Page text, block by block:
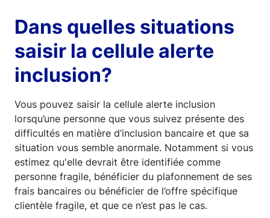
Dans quelles situations
saisir la cellule alerte
inclusion?
Vous pouvez saisir la cellule alerte inclusion
lorsqu’une personne que vous suivez présente des
difficultés en matière d’inclusion bancaire et que sa
situation vous semble anormale. Notamment si vous
estimez qu'elle devrait être identifiée comme
personne fragile, bénéficier du plafonnement de ses
frais bancaires ou bénéficier de l’offre spécifique
clientèle fragile, et que ce n’est pas le cas.